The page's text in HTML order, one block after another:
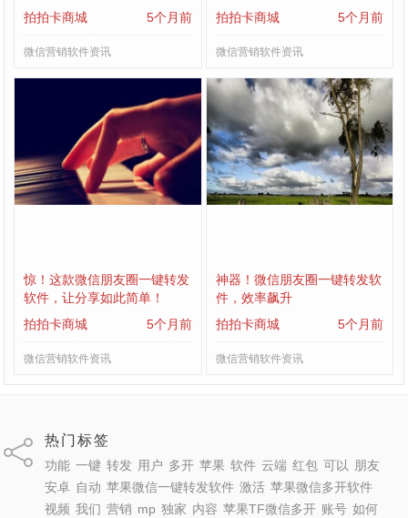
拍拍卡商城
5个月前
微信营销软件资讯
拍拍卡商城
5个月前
微信营销软件资讯
惊！这款微信朋友圈一键转发
软件，让分享如此简单！
拍拍卡商城
5个月前
微信营销软件资讯
神器！微信朋友圈一键转发软
件，效率飙升
拍拍卡商城
5个月前
微信营销软件资讯
热门标签
功能 一键 转发 用户 多开 苹果 软件 云端 红包 可以
朋友
安卓 自动 苹果微信一键转发软件 激活 苹果微信多开软件
视频 我们 营销 mp 独家 内容 苹果TF微信多开 账号 如何